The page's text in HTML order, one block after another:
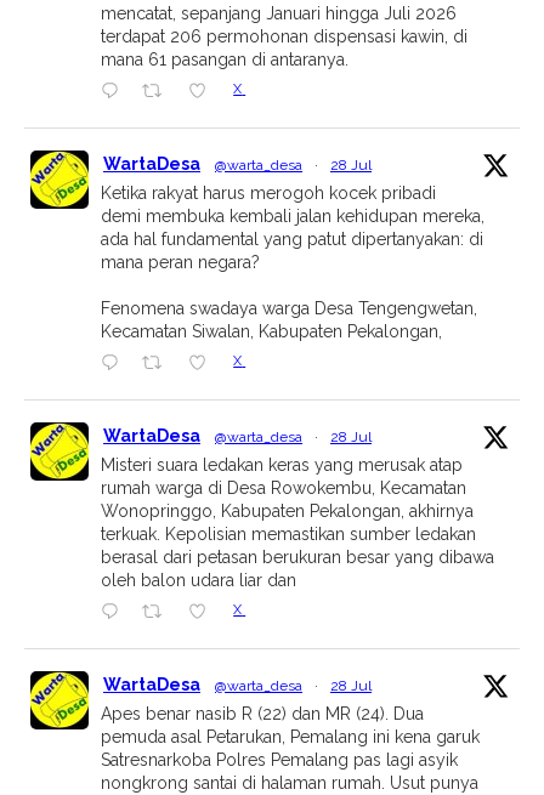
mencatat, sepanjang Januari hingga Juli 2026
terdapat 206 permohonan dispensasi kawin, di
mana 61 pasangan di antaranya.
X
WartaDesa @warta_desa · 28 Jul
Ketika rakyat harus merogoh kocek pribadi
demi membuka kembali jalan kehidupan mereka,
ada hal fundamental yang patut dipertanyakan: di
mana peran negara?
Fenomena swadaya warga Desa Tengengwetan,
Kecamatan Siwalan, Kabupaten Pekalongan,
X
WartaDesa @warta_desa · 28 Jul
Misteri suara ledakan keras yang merusak atap
rumah warga di Desa Rowokembu, Kecamatan
Wonopringgo, Kabupaten Pekalongan, akhirnya
terkuak. Kepolisian memastikan sumber ledakan
berasal dari petasan berukuran besar yang dibawa
oleh balon udara liar dan
X
WartaDesa @warta_desa · 28 Jul
Apes benar nasib R (22) dan MR (24). Dua
pemuda asal Petarukan, Pemalang ini kena garuk
Satresnarkoba Polres Pemalang pas lagi asyik
nongkrong santai di halaman rumah. Usut punya